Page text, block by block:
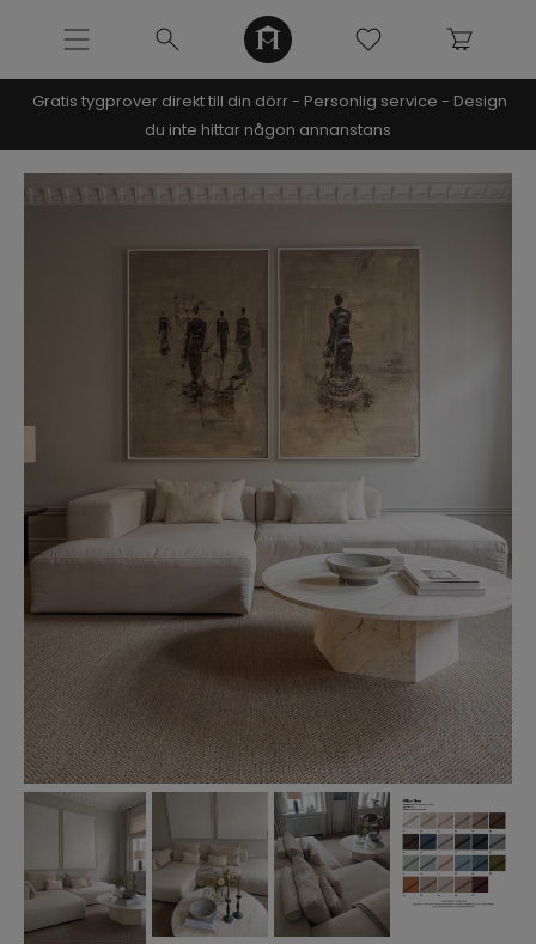
NOOMI x KRISTIN
SOFFOR
URBAN COLLECTION
NÒRE COLLECTION
ARCHIVE SALE
PROFFESIONAL B2B
ENG | SWE
Gratis tygprover direkt till din dörr - Personlig service - Design
du inte hittar någon annanstans